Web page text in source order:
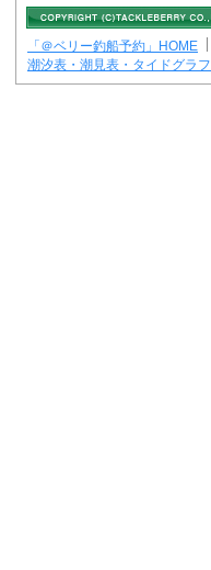
「＠ベリー釣船予約」HOME
潮汐表・潮見表・タイドグラフ